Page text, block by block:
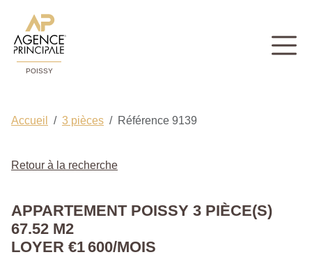
POISSY
Accueil 3 pièces Référence 9139
Retour à la recherche
APPARTEMENT POISSY 3 PIÈCE(S)
67.52 M2
LOYER €1 600/MOIS